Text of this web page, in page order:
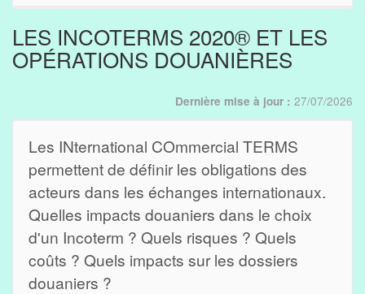
LES INCOTERMS 2020® ET LES
OPÉRATIONS DOUANIÈRES
Dernière mise à jour : 27/07/2026
Les INternational COmmercial TERMS
permettent de définir les obligations des
acteurs dans les échanges internationaux.
Quelles impacts douaniers dans le choix
d'un Incoterm ? Quels risques ? Quels
coûts ? Quels impacts sur les dossiers
douaniers ?